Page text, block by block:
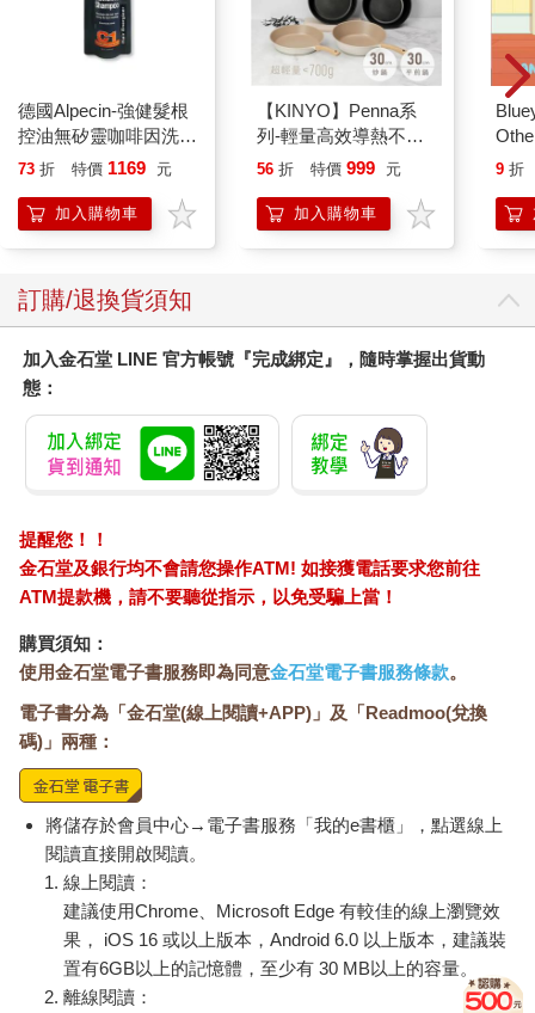
老阿米說，全都是從隕石開始的。出事以前，這裡打從女巫審判
以來就不再有鄉野傳奇，即便是那時候，西邊這片樹林也沒有米
斯卡托尼克那座小島的一半可怕，當時島上可是有惡魔在一座比
印第安人還古老的詭異石造祭壇旁進行審判。在離奇日子到來
前，那原本不是會鬧鬼的樹林，裡頭的奇異幽暗也從不恐怖。接
著就出現了那道高掛天頂的白雲，還有空中的一連串爆炸，以及
從遠方樹林裡的山谷冒出的煙柱。到了晚上，全阿克罕都聽說有
塊巨岩撞進了內罕．賈德納家水井旁邊的地上。立在枯萎荒原出
現處的，就是那棟房子──座落在那片豐饒花園和果樹園中間、屬
於內罕．賈德納的那棟白色漂亮房子……
德國Alpecin-強健髮根
控油無矽靈咖啡因洗髮
凝露375ml/瓶-C1強健
調理頭皮洗髮液/0矽靈
滋潤洗頭髮水/一般髮
73 折 特價 1169 元
加入購物車
【KINYO】Penna系
列-輕量高效導熱不沾
平煎鍋30cm
56 折 特價 999 元
加入購物車
9 折
訂購/退換貨須知
加入金石堂 LINE 官方帳號『完成綁定』，隨時掌握出貨動
態：
提醒您！！
金石堂及銀行均不會請您操作ATM! 如接獲電話要求您前往
ATM提款機，請不要聽從指示，以免受騙上當！
購買須知：
使用金石堂電子書服務即為同意金石堂電子書服務條款。
電子書分為「金石堂(線上閱讀+APP)」及「Readmoo(兌換
碼)」兩種：
將儲存於會員中心→電子書服務「我的e書櫃」，點選線上
閱讀直接開啟閱讀。
線上閱讀：
建議使用Chrome、Microsoft Edge 有較佳的線上瀏覽效
果， iOS 16 或以上版本，Android 6.0 以上版本，建議裝
置有6GB以上的記憶體，至少有 30 MB以上的容量。
離線閱讀：